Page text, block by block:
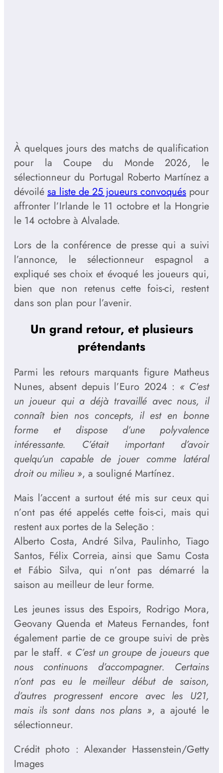
À quelques jours des matchs de qualification
pour la Coupe du Monde 2026, le
sélectionneur du Portugal Roberto Martínez a
dévoilé sa liste de 25 joueurs convoqués pour
affronter l’Irlande le 11 octobre et la Hongrie
le 14 octobre à Alvalade.
Lors de la conférence de presse qui a suivi
l’annonce, le sélectionneur espagnol a
expliqué ses choix et évoqué les joueurs qui,
bien que non retenus cette fois-ci, restent
dans son plan pour l’avenir.
Un grand retour, et plusieurs
prétendants
Parmi les retours marquants figure Matheus
Nunes, absent depuis l’Euro 2024 : « C’est
un joueur qui a déjà travaillé avec nous, il
connaît bien nos concepts, il est en bonne
forme et dispose d’une polyvalence
intéressante. C’était important d’avoir
quelqu’un capable de jouer comme latéral
droit ou milieu », a souligné Martínez.
Mais l’accent a surtout été mis sur ceux qui
n’ont pas été appelés cette fois-ci, mais qui
restent aux portes de la Seleção :
Alberto Costa, André Silva, Paulinho, Tiago
Santos, Félix Correia, ainsi que Samu Costa
et Fábio Silva, qui n’ont pas démarré la
saison au meilleur de leur forme.
Les jeunes issus des Espoirs, Rodrigo Mora,
Geovany Quenda et Mateus Fernandes, font
également partie de ce groupe suivi de près
par le staff. « C’est un groupe de joueurs que
nous continuons d’accompagner. Certains
n’ont pas eu le meilleur début de saison,
d’autres progressent encore avec les U21,
mais ils sont dans nos plans », a ajouté le
sélectionneur.
Crédit photo : Alexander Hassenstein/Getty
Images